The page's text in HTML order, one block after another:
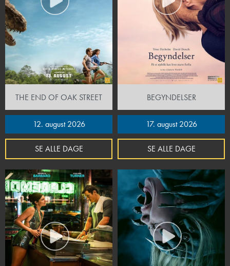
THE END OF OAK STREET
12. august 2026
SE ALLE DAGE
BEGYNDELSER
17. august 2026
SE ALLE DAGE